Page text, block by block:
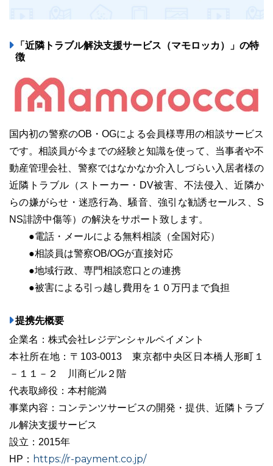
「近隣トラブル解決支援サービス（マモロッカ）」の特
徴
国内初の警察のOB・OGによる会員様専用の相談サービス
です。相談員が今までの経験と知識を使って、当事者や不
動産管理会社、警察ではなかなか介入しづらい入居者様の
近隣トラブル（ストーカー・DV被害、不法侵入、近隣か
らの嫌がらせ・迷惑行為、騒音、強引な勧誘セールス、S
NS誹謗中傷等）の解決をサポート致します。
●電話・メールによる無料相談（全国対応）
●相談員は警察OB/OGが直接対応
●地域行政、専門相談窓口との連携
●被害による引っ越し費用を１０万円まで負担
提携先概要
企業名：株式会社レジデンシャルペイメント
本社所在地：〒103-0013 東京都中央区日本橋人形町１
－１１－２ 川商ビル２階
代表取締役：本村能満
事業内容：コンテンツサービスの開発・提供、近隣トラブ
ル解決支援サービス
設立：2015年
HP： https://r-payment.co.jp/